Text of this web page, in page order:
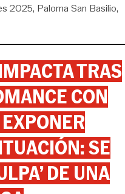
2025 Paloma San Basilio
TRAS
CON
SE
DE UNA